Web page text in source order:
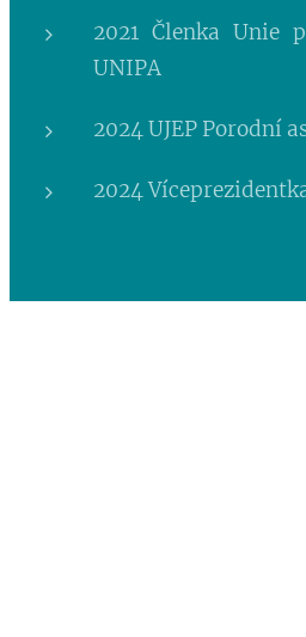
2021 Členka Unie
UNIPA
2024 UJEP Porodní
2024